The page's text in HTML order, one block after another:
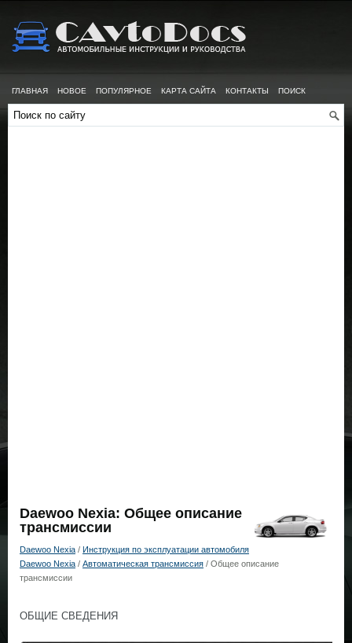
ГЛАВНАЯ НОВОЕ ПОПУЛЯРНОЕ КАРТА САЙТА КОНТАКТЫ ПОИСК
Daewoo Nexia: Общее описание
трансмиссии
Daewoo Nexia / Инструкция по эксплуатации автомобиля
Daewoo Nexia / Автоматическая трансмиссия / Общее описание
трансмиссии
ОБЩИЕ СВЕДЕНИЯ